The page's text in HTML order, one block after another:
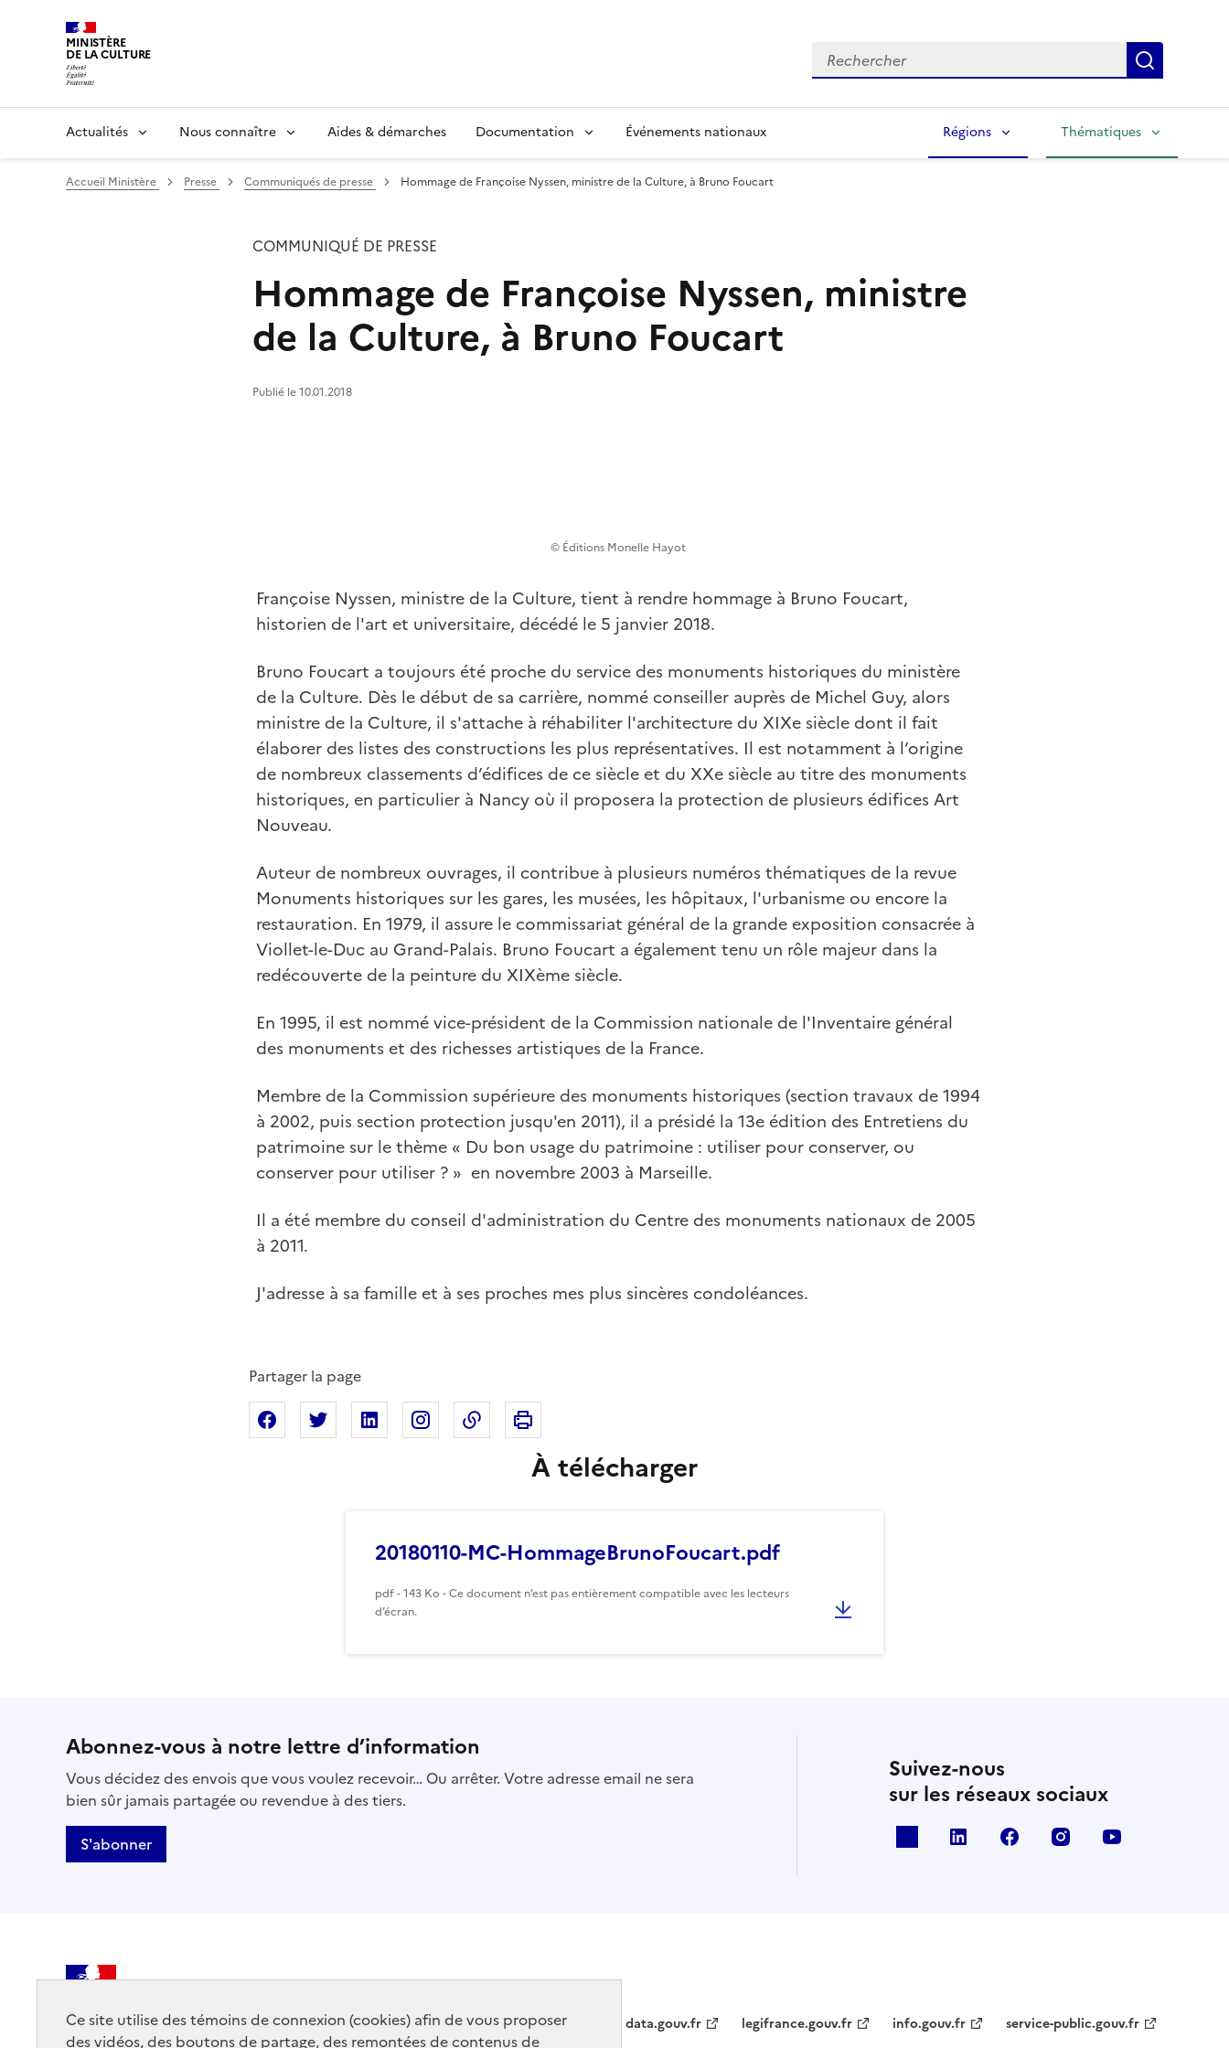
Ce site utilise des témoins de connexion (cookies) afin de vous proposer
des vidéos, des boutons de partage, des remontées de contenus de
MINISTÈRE
DE LA CULTURE Rechercher
Actualités Nous connaître Aides & démarches Documentation Événements nationaux Régions Thématiques
Accueil Ministère Presse Communiqués de presse Hommage de Françoise Nyssen, ministre de la Culture, à Bruno Foucart
COMMUNIQUÉ DE PRESSE
Hommage de Françoise Nyssen, ministre
de la Culture, à Bruno Foucart
Publié le 10.01.2018
© Éditions Monelle Hayot
Françoise Nyssen, ministre de la Culture, tient à rendre hommage à Bruno Foucart,
historien de l'art et universitaire, décédé le 5 janvier 2018.
Bruno Foucart a toujours été proche du service des monuments historiques du ministère
de la Culture. Dès le début de sa carrière, nommé conseiller auprès de Michel Guy, alors
ministre de la Culture, il s'attache à réhabiliter l'architecture du XIXe siècle dont il fait
élaborer des listes des constructions les plus représentatives. Il est notamment à l’origine
de nombreux classements d’édifices de ce siècle et du XXe siècle au titre des monuments
historiques, en particulier à Nancy où il proposera la protection de plusieurs édifices Art
Nouveau.
Auteur de nombreux ouvrages, il contribue à plusieurs numéros thématiques de la revue
Monuments historiques sur les gares, les musées, les hôpitaux, l'urbanisme ou encore la
restauration. En 1979, il assure le commissariat général de la grande exposition consacrée à
Viollet-le-Duc au Grand-Palais. Bruno Foucart a également tenu un rôle majeur dans la
redécouverte de la peinture du XIXème siècle.
En 1995, il est nommé vice-président de la Commission nationale de l'Inventaire général
des monuments et des richesses artistiques de la France.
Membre de la Commission supérieure des monuments historiques (section travaux de 1994
à 2002, puis section protection jusqu'en 2011), il a présidé la 13e édition des Entretiens du
patrimoine sur le thème « Du bon usage du patrimoine : utiliser pour conserver, ou
conserver pour utiliser ? » en novembre 2003 à Marseille.
Il a été membre du conseil d'administration du Centre des monuments nationaux de 2005
à 2011.
J'adresse à sa famille et à ses proches mes plus sincères condoléances.
Partager la page
Partager sur Facebook
Partager sur XPartager sur Linkedin
Partager sur Instagram
Copier dans le presse-papier
Imprimer cette page
À télécharger
20180110-MC-HommageBrunoFoucart.pdf
pdf - 143 Ko - Ce document n’est pas entièrement compatible avec les lecteurs
d’écran.
Abonnez-vous à notre lettre d’information
Vous décidez des envois que vous voulez recevoir… Ou arrêter. Votre adresse email ne sera
bien sûr jamais partagée ou revendue à des tiers.
S'abonner
Suivez-nous
sur les réseaux sociaux
linkedin facebook instagram
DE LA CULTURE data.gouv.fr legifrance.gouv.fr info.gouv.fr service-public.gouv.fr